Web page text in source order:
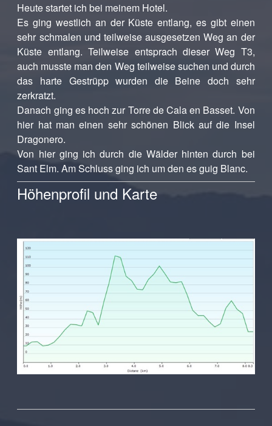
Heute startet ich bei meinem Hotel.
Es ging westlich an der Küste entlang, es gibt einen
sehr schmalen und teilweise ausgesetzen Weg an der
Küste entlang. Teilweise entsprach dieser Weg T3,
auch musste man den Weg teilweise suchen und durch
das harte Gestrüpp wurden die Beine doch sehr
zerkratzt.
Danach ging es hoch zur Torre de Cala en Basset. Von
hier hat man einen sehr schönen Blick auf die Insel
Dragonero.
Von hier ging ich durch die Wälder hinten durch bei
Sant Elm. Am Schluss ging ich um den es guig Blanc.
Höhenprofil und Karte